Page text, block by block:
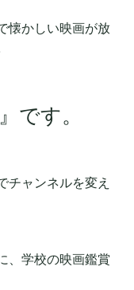
懐かしい映画が放
』です。
チャンネルを変え
、学校の映画鑑賞